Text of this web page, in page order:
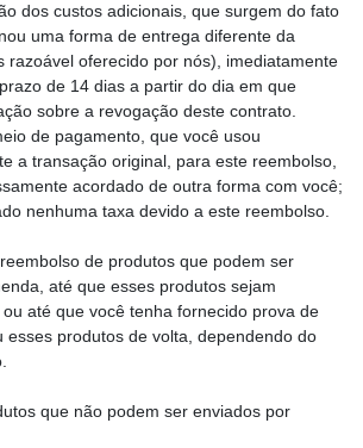
dos custos adicionais, que surgem do fato
uma forma de entrega diferente da
razoável oferecido por nós), imediatamente
de 14 dias a partir do dia em que
sobre a revogação deste contrato.
de pagamento, que você usou
a transação original, para este reembolso,
acordado de outra forma com você;
nenhuma taxa devido a este reembolso.
de produtos que podem ser
até que esses produtos sejam
até que você tenha fornecido prova de
esses produtos de volta, dependendo do
que não podem ser enviados por